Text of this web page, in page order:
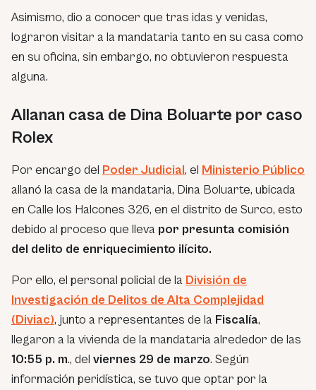
Asimismo, dio a conocer que tras idas y venidas,
lograron visitar a la mandataria tanto en su casa como
en su oficina, sin embargo, no obtuvieron respuesta
alguna.
Allanan casa de Dina Boluarte por caso
Rolex
Por encargo del Poder Judicial, el Ministerio Público
allanó la casa de la mandataria, Dina Boluarte, ubicada
en Calle los Halcones 326, en el distrito de Surco, esto
debido al proceso que lleva por presunta comisión
del delito de enriquecimiento ilícito.
Por ello, el personal policial de la División de
Investigación de Delitos de Alta Complejidad
(Diviac), junto a representantes de la Fiscalía,
llegaron a la vivienda de la mandataria alrededor de las
10:55 p. m., del viernes 29 de marzo. Según
información peridística, se tuvo que optar por la